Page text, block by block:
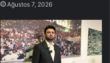
Ağustos 7, 2026